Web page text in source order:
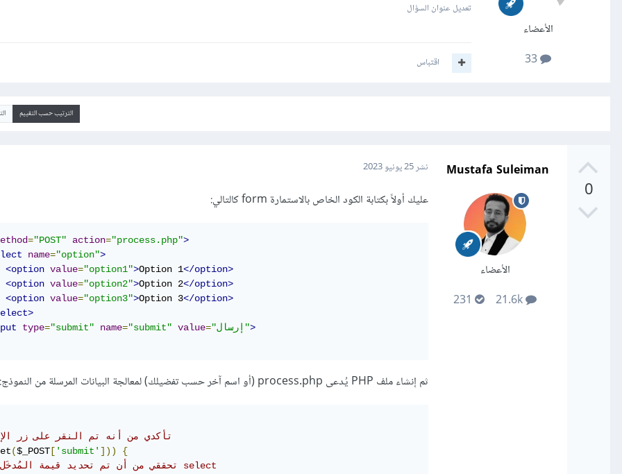
الأعضاء
تعديل عنوان السؤال
اقتباس
الترتيب حسب التقييم
0
Mustafa Suleiman
الأعضاء
نشر25 يونيو 2023
عليك أولاً بكتابة الكود الخاص بالاستمارة form كالتالي:
="POST" action="process.php">
name="option">
<option value="option1">Option 1</option>
<option value="option2">Option 2</option>
<option value="option3">Option 3</option>
type="submit" name="submit" value= "إرسال">
ثم إنشاء ملف PHP يُدعى process.php (أو اسم آخر حسب تفضيلك) لمعالجة البيانات المرسلة من النموذج:
// تأكدي من أنه تم النقر على زر
($_POST [ 'submit' ]))
{
// تحققي من أن تم تحديد قيمة المُدخَل select